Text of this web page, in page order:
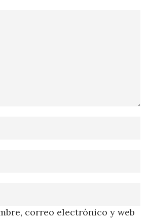
correo electrónico y web